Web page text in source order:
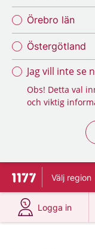
Örebro län
Östergötland
Jag vill inte se
Obs! Detta val
och viktig
Till startsidan för
Välj region
Logga in
på 1177.se